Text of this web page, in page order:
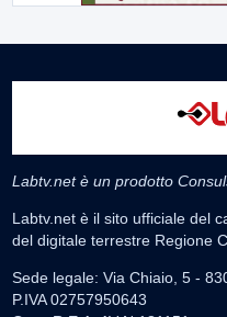
Labtv.net è un prodotto
Labtv.net è il sito ufficiale del
del digitale terrestre Regione
Sede legale: Via Chiaio, 5 -
P.IVA 02757950643